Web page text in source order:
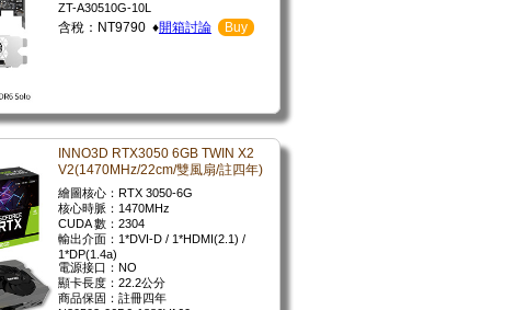
ZT-A30510G-10L
含稅：NT9790 ♦開箱討論 Buy
INNO3D RTX3050 6GB TWIN X2
V2(1470MHz/22cm/雙風扇/註四年)
繪圖核心：RTX 3050-6G
核心時脈：1470MHz
CUDA 數：2304
輸出介面：1*DVI-D / 1*HDMI(2.1) /
1*DP(1.4a)
電源接口：NO
顯卡長度：22.2公分
商品保固：註冊四年